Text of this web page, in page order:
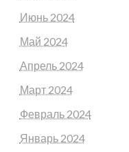
Июнь 2024
Май 2024
Апрель 2024
Март 2024
Февраль 2024
Январь 2024